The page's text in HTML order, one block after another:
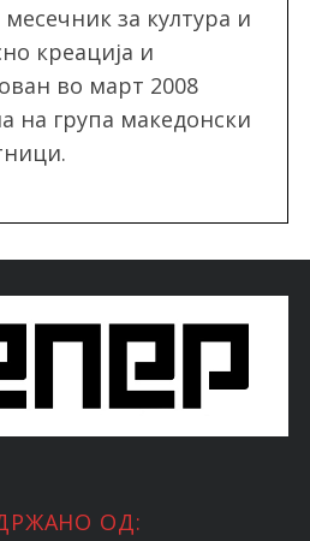
за култура и
креација и
во март 2008
на група македонски
ОД: